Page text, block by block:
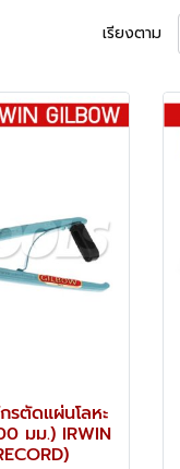
เรียงตาม
รตัดแผ่นโลหะ
มม.) IRWIN